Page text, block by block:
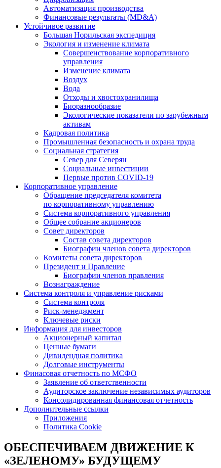
Автоматизация производства
Финансовые результаты (MD&A)
Устойчивое развитие
Большая Норильская экспедиция
Экология и изменение климата
Совершенствование корпоративного
управления
Изменение климата
Воздух
Вода
Отходы и хвостохранилища
Биоразнообразие
Экологические показатели по зарубежным
активам
Кадровая политика
Промышленная безопасность и охрана труда
Социальная стратегия
Север для Северян
Социальные инвестиции
Первые против COVID‑19
Корпоративное управление
Обращение председателя комитета
по корпоративному управлению
Система корпоративного управления
Общее собрание акционеров
Совет директоров
Состав совета директоров
Биографии членов совета директоров
Комитеты совета директоров
Президент и Правление
Биографии членов правления
Вознаграждение
Система контроля и управление рисками
Система контроля
Риск-менеджмент
Ключевые риски
Информация для инвесторов
Акционерный капитал
Ценные бумаги
Дивидендная политика
Долговые инструменты
Финасовая отчетность по МСФО
Заявление об ответственности
Аудиторское заключение независимых аудиторов
Консолидированная финансовая отчетность
Дополнительные ссылки
Приложения
Политика Cookie
ОБЕСПЕЧИВАЕМ ДВИЖЕНИЕ К
«ЗЕЛЕНОМУ» БУДУЩЕМУ